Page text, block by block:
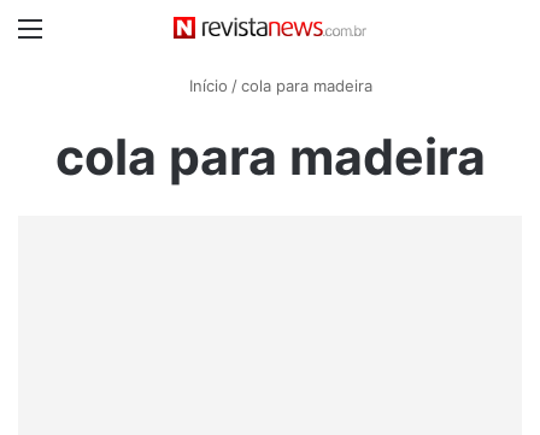
Início / cola para madeira
cola para madeira